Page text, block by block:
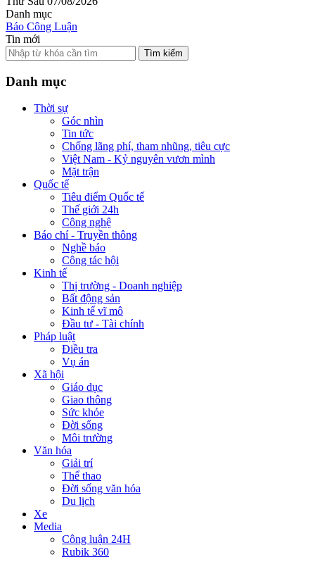
Danh mục
Báo Công Luận
Tin mới
Tìm kiếm
Danh mục
Thời sự
Góc nhìn
Tin tức
Chống lãng phí, tham nhũng, tiêu cực
Việt Nam - Kỷ nguyên vươn mình
Mặt trận
Quốc tế
Tiêu điểm Quốc tế
Thế giới 24h
Công nghệ
Báo chí - Truyền thông
Nghề báo
Công tác hội
Kinh tế
Thị trường - Doanh nghiệp
Bất động sản
Kinh tế vĩ mô
Đầu tư - Tài chính
Pháp luật
Điều tra
Vụ án
Xã hội
Giáo dục
Giao thông
Sức khỏe
Đời sống
Môi trường
Văn hóa
Giải trí
Thể thao
Đời sống văn hóa
Du lịch
Xe
Media
Công luận 24H
Rubik 360